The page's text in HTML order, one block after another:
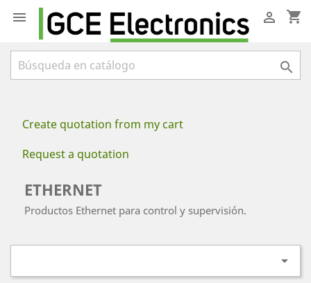
 shopping_cart


Create quotation from my cart
Request a quotation
ETHERNET
Productos Ethernet para control y supervisión.
